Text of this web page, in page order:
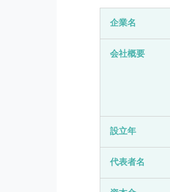
企業名
会社概要
設立年
代表者名